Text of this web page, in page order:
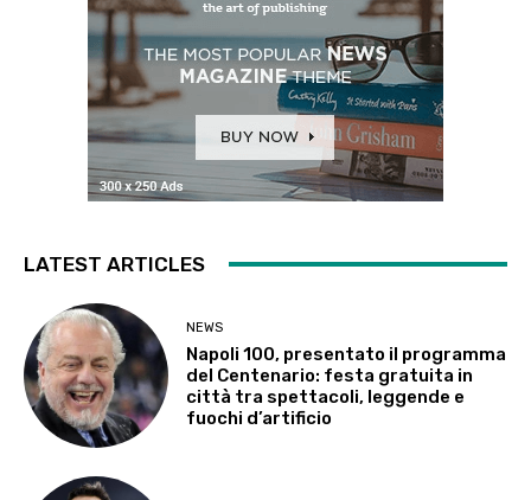
LATEST ARTICLES
NEWS
Napoli 100, presentato il programma
del Centenario: festa gratuita in
città tra spettacoli, leggende e
fuochi d’artificio